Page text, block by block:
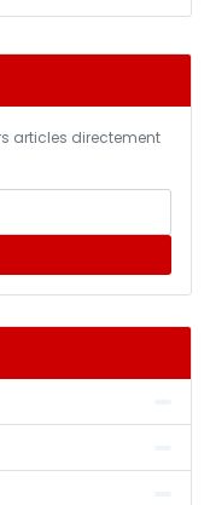
articles directement